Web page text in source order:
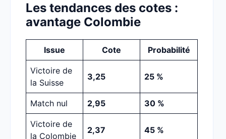
Les tendances des cotes :
avantage Colombie
Issue Cote Probabilité
Victoire de
la Suisse
3,25 25 %
Match nul 2,95 30 %
Victoire de
la Colombie
2,37 45 %